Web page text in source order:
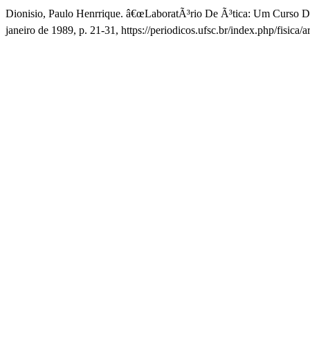
Dionisio, Paulo Henrrique. â€œLaboratÃ³rio De Ã³tica: Um Curso
janeiro de 1989, p. 21-31, https://periodicos.ufsc.br/index.php/fisica/